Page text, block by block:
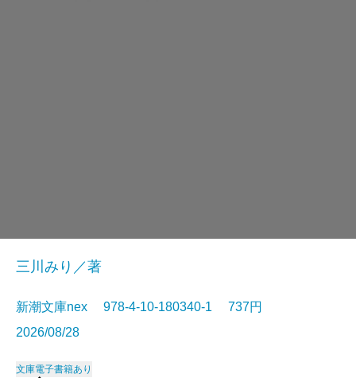
三川みり／著
新潮文庫nex 978-4-10-180340-1 737円
2026/08/28
文庫電子書籍あり